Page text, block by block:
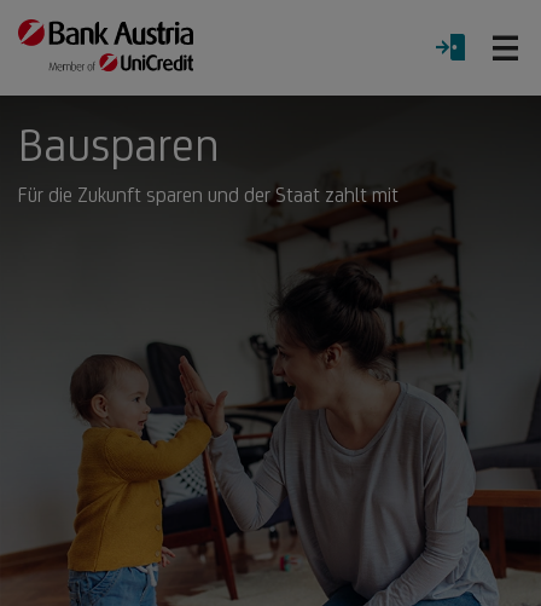
LOGIN
Bausparen
Für die Zukunft sparen und der Staat zahlt mit